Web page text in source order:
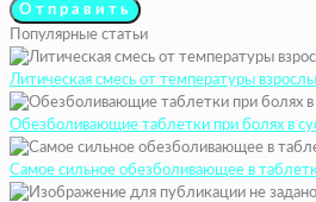
Популярные статьи
Литическая смесь от температуры
Обезболивающие таблетки при болях в
Самое сильное обезболивающее в